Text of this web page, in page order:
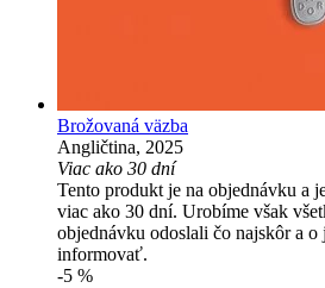
Brožovaná väzba
Angličtina, 2025
Viac ako 30 dní
Tento produkt je na objednávku a
viac ako 30 dní. Urobíme však
objednávku odoslali čo najskôr a o
informovať.
-5 %